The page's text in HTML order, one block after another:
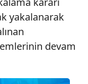
yakalanarak
devam